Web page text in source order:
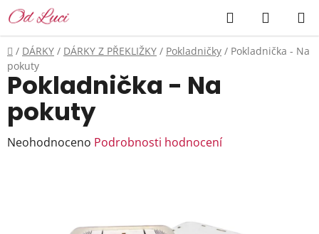
Přejít
na
obsah
Hledat
KOŠÍK
Domů
/ DÁRKY / DÁRKY Z PŘEKLIŽKY / Pokladničky / Pokladnička - Na
pokuty
Pokladnička - Na
pokuty
Průměrné
Neohodnoceno Podrobnosti hodnocení